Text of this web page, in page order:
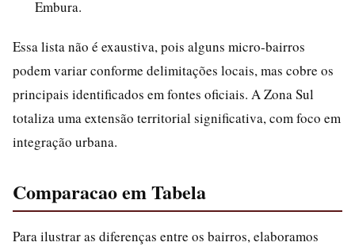
Embura.
Essa lista não é exaustiva, pois alguns micro-bairros
podem variar conforme delimitações locais, mas cobre os
principais identificados em fontes oficiais. A Zona Sul
totaliza uma extensão territorial significativa, com foco em
integração urbana.
Comparacao em Tabela
Para ilustrar as diferenças entre os bairros, elaboramos